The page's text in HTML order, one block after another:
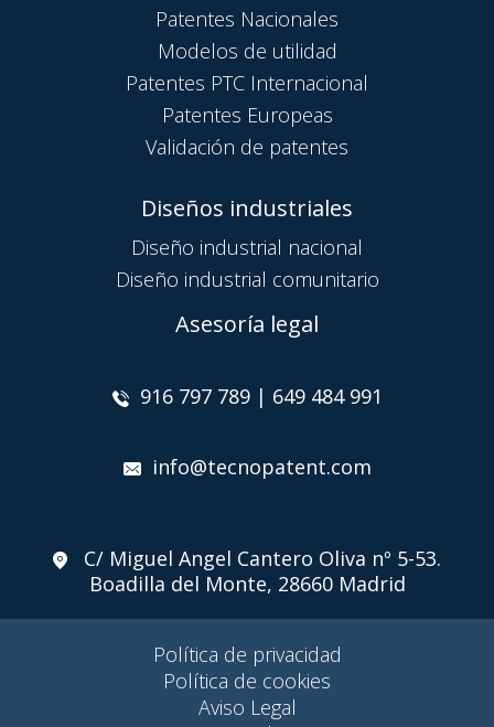
Patentes Nacionales
Modelos de utilidad
Patentes PTC Internacional
Patentes Europeas
Validación de patentes
Diseños industriales
Diseño industrial nacional
Diseño industrial comunitario
Asesoría legal
916 797 789 | 649 484 991
info@tecnopatent.com
C/ Miguel Angel Cantero Oliva nº 5-53.
Boadilla del Monte, 28660 Madrid
Política de privacidad
Política de cookies
Aviso Legal